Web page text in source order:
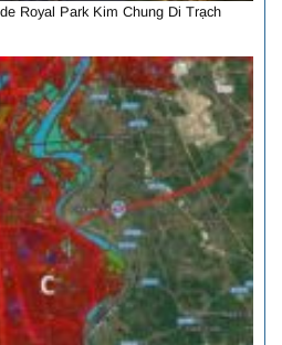
Royal Park Kim Chung Di Trạch